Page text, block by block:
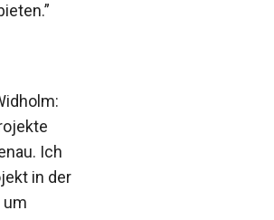
Ich
in der
um